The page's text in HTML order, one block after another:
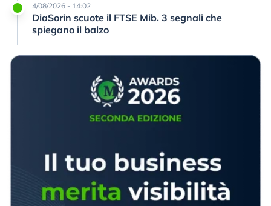
4/08/2026 - 14:02
DiaSorin scuote il FTSE Mib. 3 segnali che
spiegano il balzo